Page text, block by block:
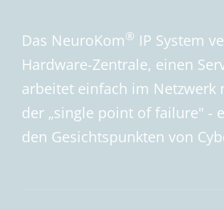
Das NeuroKom® IP System
Hardware-Zentrale, einen
arbeitet einfach im Netzwerk
der „single point of failure" -
den Gesichtspunkten von